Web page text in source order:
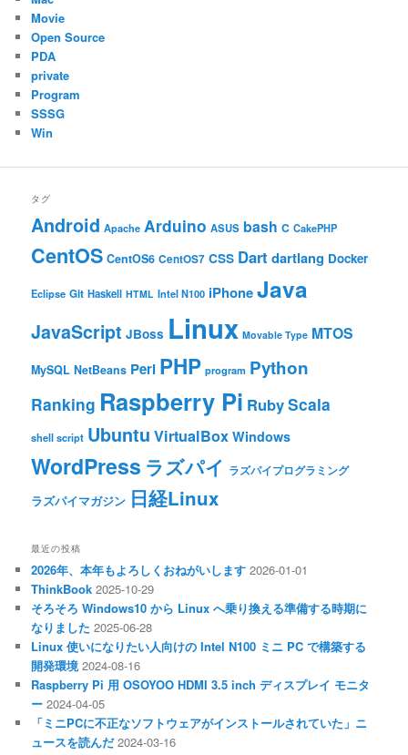
Movie
Open Source
PDA
private
Program
SSSG
Win
タグ
Android Apache Arduino ASUS bash C CakePHP
CentOS CentOS6 CentOS7 CSS Dart dartlang Docker
Eclipse Git Haskell HTML Intel N100 iPhoneJava
JavaScript JBoss Linux Movable Type MTOS
MySQL NetBeans Perl PHP program Python
Ranking Raspberry Pi RubyScala
shell script Ubuntu VirtualBox Windows
WordPress ラズパイ ラズパイプログラミング
ラズパイマガジン 日経Linux
最近の投稿
2026年、本年もよろしくおねがいします 2026-01-01
ThinkBook 2025-10-29
そろそろ Windows10 から Linux へ乗り換える準備する時期に
なりました 2025-06-28
Linux 使いになりたい人向けの Intel N100 ミニ PC で構築する
開発環境 2024-08-16
Raspberry Pi 用 OSOYOO HDMI 3.5 inch ディスプレイ モニタ
ー 2024-04-05
「ミニPCに不正なソフトウェアがインストールされていた」ニ
ュースを読んだ 2024-03-16